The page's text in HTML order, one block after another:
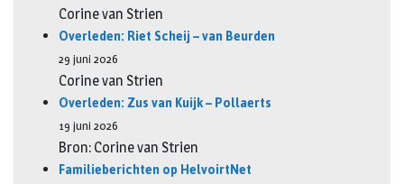
Corine van Strien
Overleden: Riet Scheij – van Beurden
29 juni 2026
Corine van Strien
Overleden: Zus van Kuijk – Pollaerts
19 juni 2026
Bron: Corine van Strien
Familieberichten op HelvoirtNet